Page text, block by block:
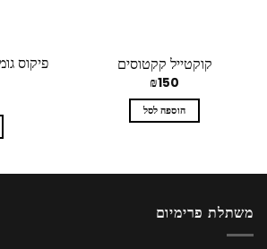
קוקטייל קקטוסים
₪150
הוספה לסל
פיקוס
משתלת פרימיום